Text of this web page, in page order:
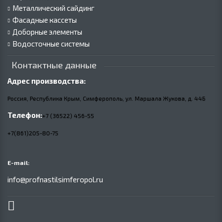
Металлический сайдинг
Фасадные кассеты
Доборные элементы
Водосточные системы
Контактные данные
Адрес производства:
Россия, Республика Крым, Симферополь, ул. Маршала Жукова, д. 44Б
Телефон:+7 (36522) 456-55
+7(861)205-80-75
E-mail:
info@profnastilsimferopol.ru